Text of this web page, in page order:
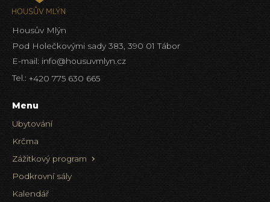
Housův Mlýn
Pod Holečkovými sady 383, 390 01 Tábor
E-mail: info@housuvmlyn.cz
Tel.: +420 775 630 665
Menu
Ubytování
Krčma
Zážitkový program
Podkrovní sály
Kalendář